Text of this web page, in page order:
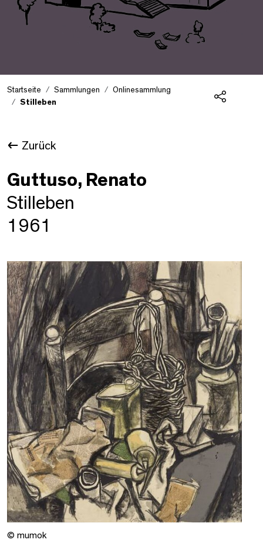
Startseite Sammlungen
Onlinesammlung
Stilleben
Zurück
Guttuso, Renato
Stilleben
1961
© mumok